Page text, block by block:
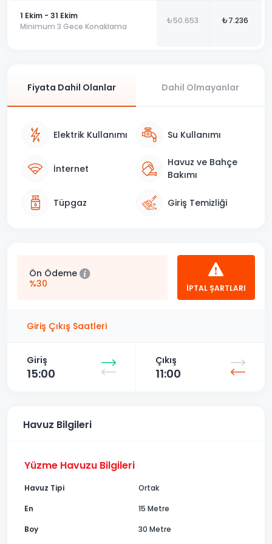
1 Ekim - 31 Ekim
Minimum 3 Gece Konaklama
₺50.653 ₺7.236
Fiyata Dahil Olanlar Dahil Olmayanlar
Elektrik Kullanımı Su Kullanımı
İnternet
Havuz ve Bahçe
Bakımı
Tüpgaz Giriş Temizliği
Ön Ödeme
%30
İPTAL ŞARTLARI
Giriş Çıkış Saatleri
Giriş
15:00
Çıkış
11:00
Havuz Bilgileri
Yüzme Havuzu Bilgileri
Havuz Tipi
Ortak
En
15 Metre
Boy
30 Metre